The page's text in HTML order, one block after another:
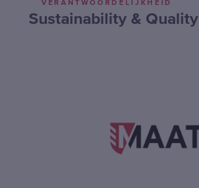
VERANTWOORDELIJKHEID
Sustainability & Quality